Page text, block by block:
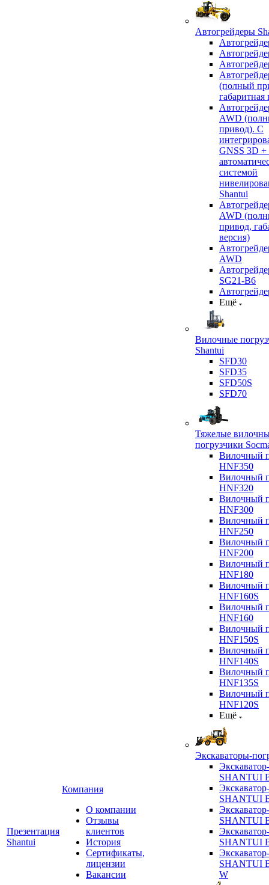
Презентация
Shantui
Компания
О компании
Отзывы
клиентов
История
Сертификаты,
лицензии
Вакансии
Автогрейдеры
(полный
габаритная
AWD
привод). С
GNSS 3D +
системой
Shantui
AWD
привод,
версия)
AWD
SG21-B6
Ещё
Вилочные
Shantui
SFD30
SFD35
SFD50S
SFD70
Тяжелые
погрузчики
Вилочный
HNF350
Вилочный
HNF320
Вилочный
HNF300
Вилочный
HNF250
Вилочный
HNF200
Вилочный
HNF180
Вилочный
HNF160S
Вилочный
HNF160
Вилочный
HNF150S
Вилочный
HNF140S
Вилочный
HNF135S
Вилочный
HNF120S
Ещё
Экскаваторы-
SHANTUI
SHANTUI
SHANTUI
SHANTUI
SHANTUI
W